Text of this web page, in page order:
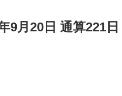
月20日 通算221